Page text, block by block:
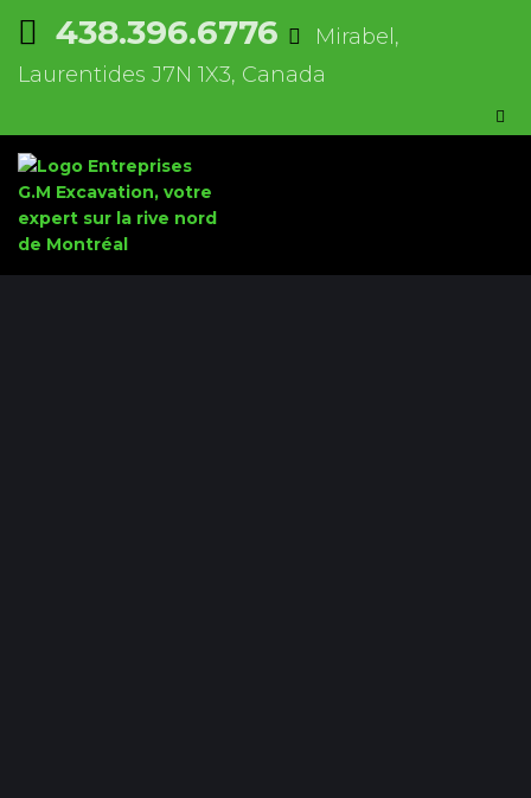
438.396.6776
Mirabel,
Laurentides J7N 1X3, Canada